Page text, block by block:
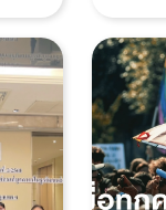
ภาคีเคร